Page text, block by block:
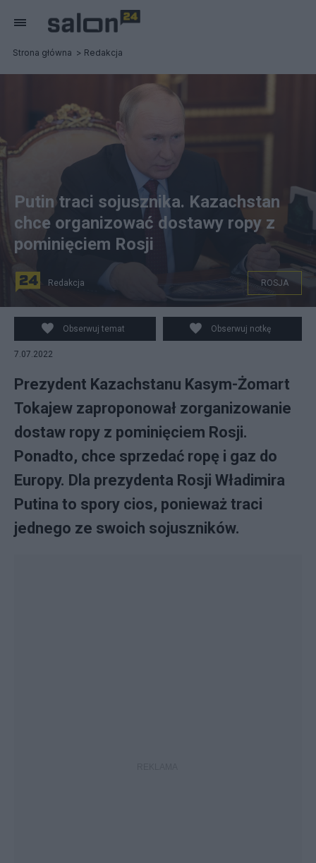
Strona główna Redakcja
Kasym-Żomart Tokajew w celu rozwinięcia transportu
morskiego i kolejowego zaproponował zorganizowanie
dostaw ropy z pominięciem Rosji. Źródło: EPA/MIKHAEL
KLIMENTYEV/SPUTNIK/KREMLIN POOL MANDATORY
Putin traci sojusznika. Kazachstan
chce organizować dostawy ropy z
pominięciem Rosji
Redakcja ROSJA
Obserwuj temat Obserwuj notkę
7.07.2022
Prezydent Kazachstanu Kasym-Żomart
Tokajew zaproponował zorganizowanie
dostaw ropy z pominięciem Rosji.
Ponadto, chce sprzedać ropę i gaz do
Europy. Dla prezydenta Rosji Władimira
Putina to spory cios, ponieważ traci
jednego ze swoich sojuszników.